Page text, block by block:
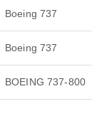
Boeing 737
Boeing 737
BOEING 737-800